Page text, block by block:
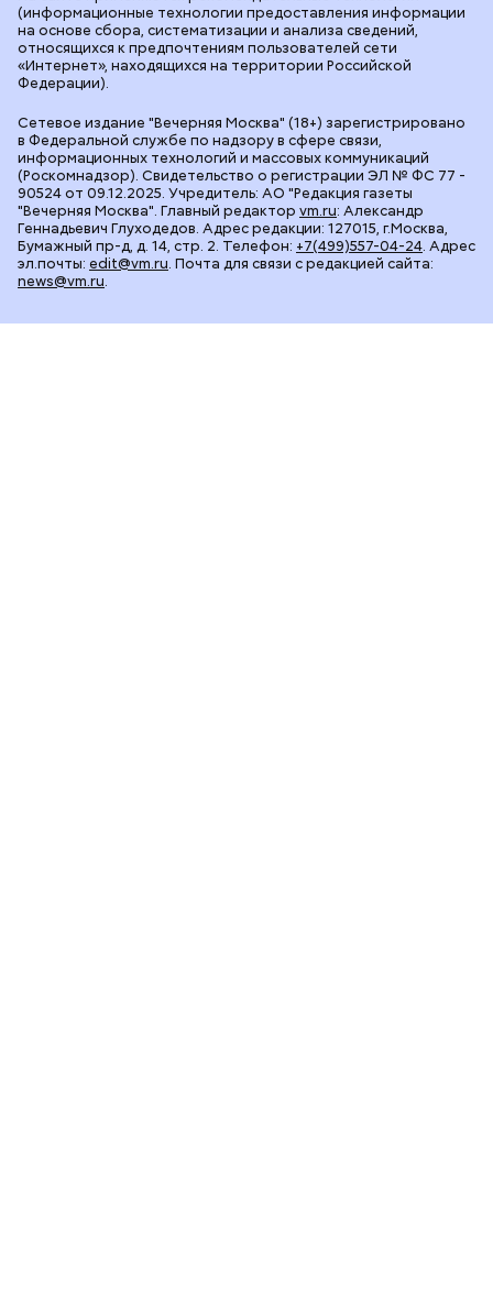
Сетевое издание "Вечерняя Москва" (18+) зарегистрировано
в Федеральной службе по надзору в сфере связи,
информационных технологий и массовых коммуникаций
(Роскомнадзор). Свидетельство о регистрации ЭЛ № ФС 77 -
90524 от 09.12.2025. Учредитель: АО "Редакция газеты
"Вечерняя Москва". Главный редактор vm.ru: Александр
Геннадьевич Глуходедов. Адрес редакции: 127015, г.Москва,
Бумажный пр-д, д. 14, стр. 2. Телефон: +7(499)557-04-24. Адрес
эл.почты: edit@vm.ru. Почта для связи с редакцией сайта:
news@vm.ru.
(информационные технологии предоставления информации
на основе сбора, систематизации и анализа сведений,
относящихся к предпочтениям пользователей сети
«Интернет», находящихся на территории Российской
Федерации).